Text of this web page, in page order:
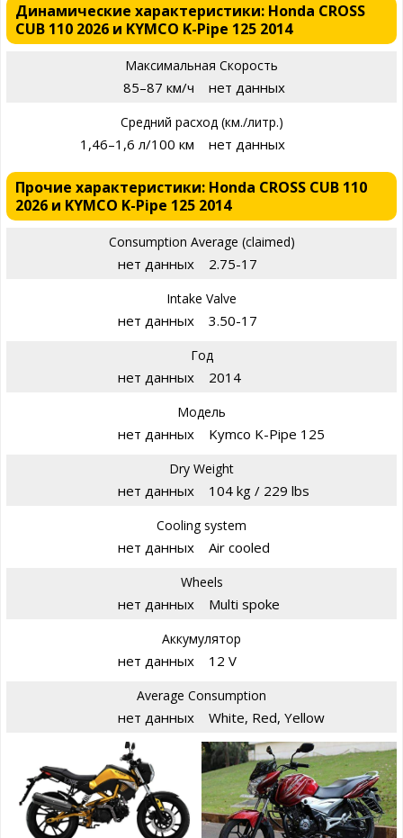
Динамические характеристики: Honda CROSS
CUB 110 2026 и KYMCO K-Pipe 125 2014
Максимальная Скорость
85–87 км/ч нет данных
Средний расход (км./литр.)
1,46–1,6 л/100 км нет данных
Прочие характеристики: Honda CROSS CUB 110
2026 и KYMCO K-Pipe 125 2014
Consumption Average (claimed)
нет данных 2.75-17
Intake Valve
нет данных 3.50-17
Год
нет данных 2014
Модель
нет данных Kymco K-Pipe 125
Dry Weight
нет данных 104 kg / 229 lbs
Cooling system
нет данных Air cooled
Wheels
нет данных Multi spoke
Аккумулятор
нет данных 12 V
Average Consumption
нет данных White, Red, Yellow